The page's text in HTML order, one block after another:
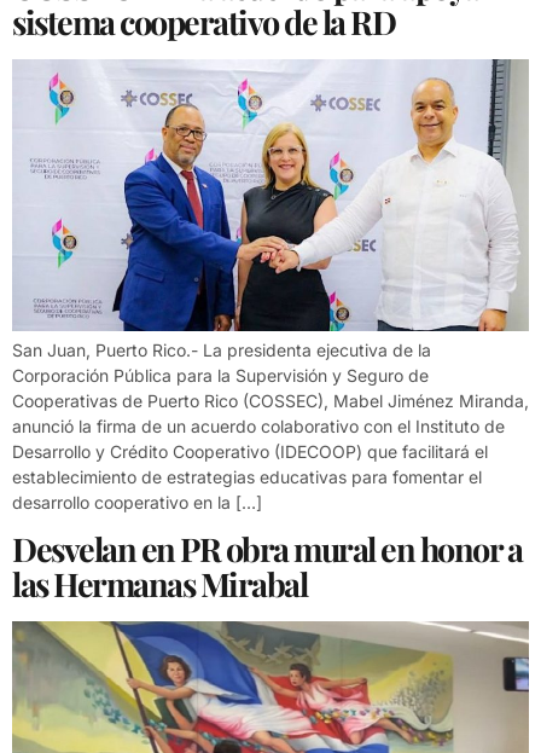
sistema cooperativo de la RD
San Juan, Puerto Rico.- La presidenta ejecutiva de la
Corporación Pública para la Supervisión y Seguro de
Cooperativas de Puerto Rico (COSSEC), Mabel Jiménez Miranda,
anunció la firma de un acuerdo colaborativo con el Instituto de
Desarrollo y Crédito Cooperativo (IDECOOP) que facilitará el
establecimiento de estrategias educativas para fomentar el
desarrollo cooperativo en la […]
Desvelan en PR obra mural en honor a
las Hermanas Mirabal